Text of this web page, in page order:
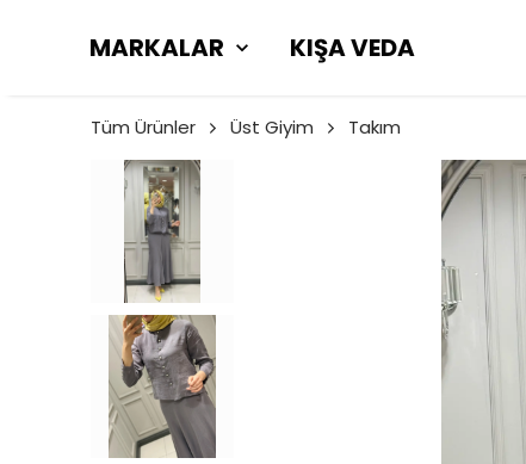
MARKALAR KIŞA VEDA
Tüm Ürünler Üst Giyim Takım